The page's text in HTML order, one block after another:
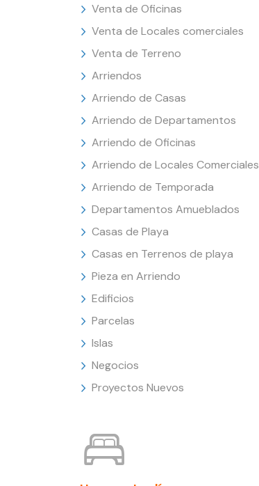
Venta de Oficinas
Venta de Locales comerciales
Venta de Terreno
Arriendos
Arriendo de Casas
Arriendo de Departamentos
Arriendo de Oficinas
Arriendo de Locales Comerciales
Arriendo de Temporada
Departamentos Amueblados
Casas de Playa
Casas en Terrenos de playa
Pieza en Arriendo
Edificios
Parcelas
Islas
Negocios
Proyectos Nuevos